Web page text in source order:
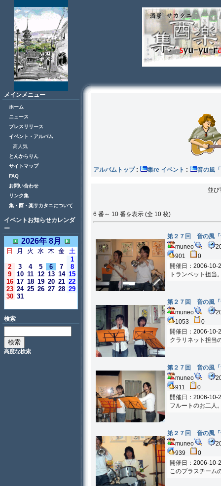
メインメニュー
ホーム
ニュース
プレスリリース
イベント・アルバム
高人気
とんからりん
サイトマップ
FAQ
お問い合わせ
リンク集
集・酉・楽サカタニについて
イベントお知らせカレンダ
ー
2026年 8月
日 月 火 水 木 金 土
1
2
3 4 5 6 7
8
9
10 11 12 13 14 15
16 17 18 19 20 21 22
23 24 25 26 27 28 29
30 31
検索
高度な検索
アルバムトップ: 集re イベント : 音の
並
6 番～ 10 番を表示 (全 10 枚)
第２７回 音の風「
muneo
901
0
開催日：2006-10-
トランペット担当
第２７回 音の風「
muneo
1053
0
開催日：2006-10-
クラリネット担当
第２７回 音の風「
muneo
911
0
開催日：2006-10-
フルートのお二人
第２７回 音の風「
muneo
939
0
開催日：2006-10-
このブラスチーム